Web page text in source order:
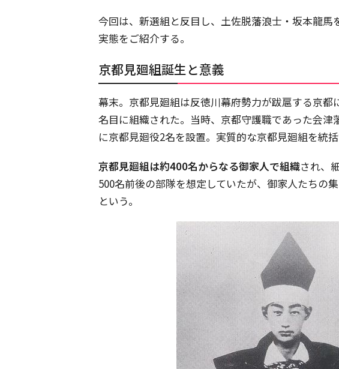
今回は、新選組と反目し、土佐脱藩浪士・坂本龍馬
実態をご紹介する。
京都見廻組誕生と意義
幕末。京都見廻組は反徳川幕府勢力が跋扈する京都
名目に組織された。当時、京都守護職であった会
に京都見廻役2名を設置。実質的な京都見廻組を統括
京都見廻組は約400名からなる御家人で組織され、
500名前後の部隊を想定していたが、御家人たちの
という。